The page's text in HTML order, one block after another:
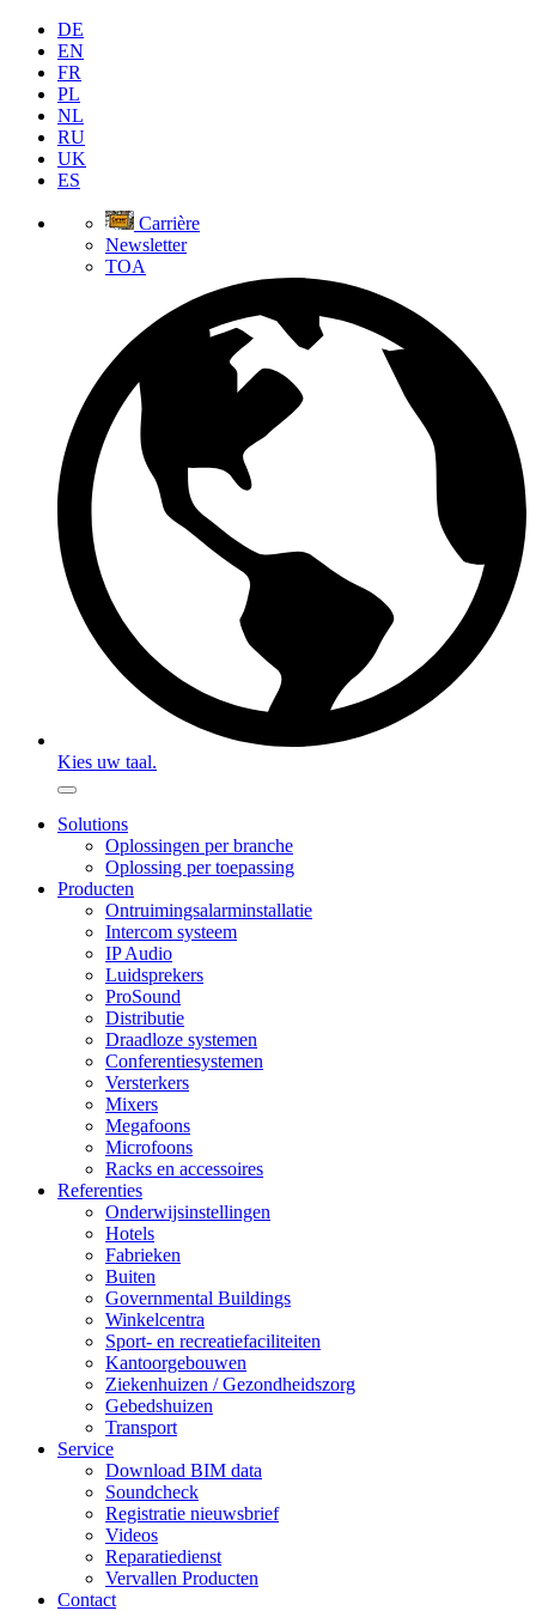
DE
EN
FR
PL
NL
RU
UK
ES
Carrière
Newsletter
TOA
Kies uw taal.
Solutions
Oplossingen per branche
Oplossing per toepassing
Producten
Ontruimingsalarminstallatie
Intercom systeem
IP Audio
Luidsprekers
ProSound
Distributie
Draadloze systemen
Conferentiesystemen
Versterkers
Mixers
Megafoons
Microfoons
Racks en accessoires
Referenties
Onderwijsinstellingen
Hotels
Fabrieken
Buiten
Governmental Buildings
Winkelcentra
Sport- en recreatiefaciliteiten
Kantoorgebouwen
Ziekenhuizen / Gezondheidszorg
Gebedshuizen
Transport
Service
Download BIM data
Soundcheck
Registratie nieuwsbrief
Videos
Reparatiedienst
Vervallen Producten
Contact